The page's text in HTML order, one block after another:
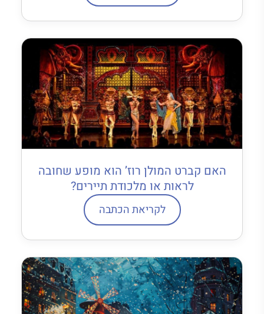
האם קברט המולן רוז’ הוא מופע שחובה
לראות או מלכודת תיירים?
לקריאת הכתבה